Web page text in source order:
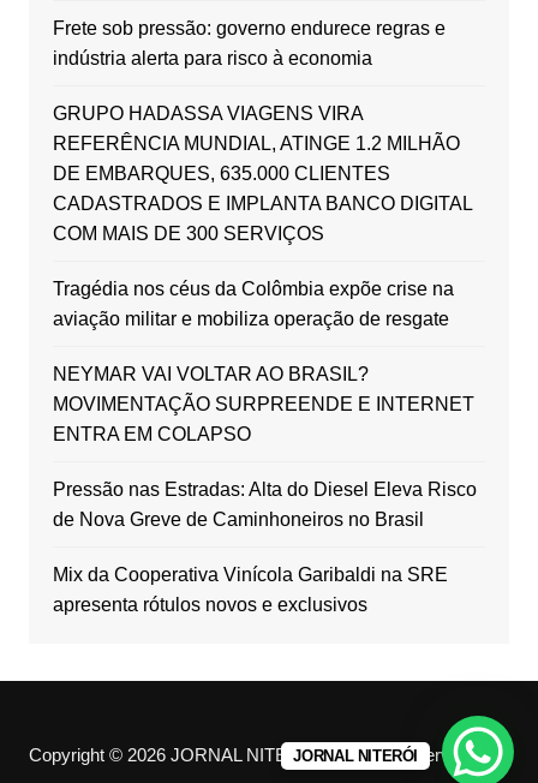
Frete sob pressão: governo endurece regras e
indústria alerta para risco à economia
GRUPO HADASSA VIAGENS VIRA
REFERÊNCIA MUNDIAL, ATINGE 1.2 MILHÃO
DE EMBARQUES, 635.000 CLIENTES
CADASTRADOS E IMPLANTA BANCO DIGITAL
COM MAIS DE 300 SERVIÇOS
Tragédia nos céus da Colômbia expõe crise na
aviação militar e mobiliza operação de resgate
NEYMAR VAI VOLTAR AO BRASIL?
MOVIMENTAÇÃO SURPREENDE E INTERNET
ENTRA EM COLAPSO
Pressão nas Estradas: Alta do Diesel Eleva Risco
de Nova Greve de Caminhoneiros no Brasil
Mix da Cooperativa Vinícola Garibaldi na SRE
apresenta rótulos novos e exclusivos
Copyright © 2026 JORNAL NITERÓI. All rights reserved.
JORNAL NITERÓI